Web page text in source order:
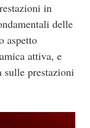
in
delle
aspetto
attiva, e
sulle prestazioni